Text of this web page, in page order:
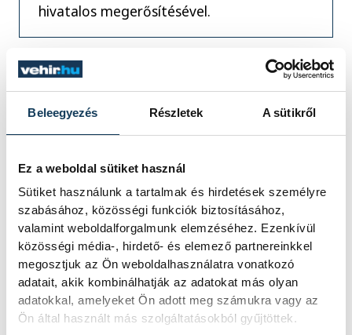
Beleegyezés Részletek A sütikről
Ez a weboldal sütiket használ
Sütiket használunk a tartalmak és hirdetések személyre
szabásához, közösségi funkciók biztosításához,
valamint weboldalforgalmunk elemzéséhez. Ezenkívül
közösségi média-, hirdető- és elemező partnereinkkel
megosztjuk az Ön weboldalhasználatra vonatkozó
adatait, akik kombinálhatják az adatokat más olyan
adatokkal, amelyeket Ön adott meg számukra vagy az
Ön által használt más szolgáltatásokból gyűjtöttek.
hivatalos megerősítésével.
Abban, hogy Veszprém és Passau közötti
kapcsolat, ahogy a német főpolgármester
fogalmazott, nem csupán apróbetűs rész
város civiljeinek is, akik Passauban és
Veszprémben is egyesületi formában
évtizedek óta ápolják és erősítik a baráti
kapcsolatokat.
A mostani delegációs látogatás baráti
hangulata, valamint a német sajtó pozitív